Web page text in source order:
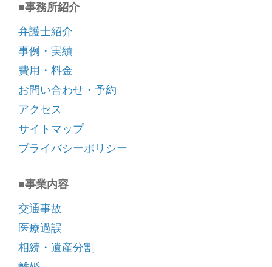
■事務所紹介
弁護士紹介
事例・実績
費用・料金
お問い合わせ・予約
アクセス
サイトマップ
プライバシーポリシー
■事業内容
交通事故
医療過誤
相続・遺産分割